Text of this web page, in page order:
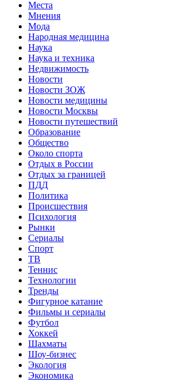
Места
Мнения
Мода
Народная медицина
Наука
Наука и техника
Недвижимость
Новости
Новости ЗОЖ
Новости медицины
Новости Москвы
Новости путешествий
Образование
Общество
Около спорта
Отдых в России
Отдых за границей
ПДД
Политика
Происшествия
Психология
Рынки
Сериалы
Спорт
ТВ
Теннис
Технологии
Тренды
Фигурное катание
Фильмы и сериалы
Футбол
Хоккей
Шахматы
Шоу-бизнес
Экология
Экономика